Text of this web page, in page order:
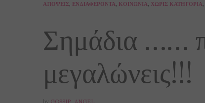
ΑΠΌΨΕΙΣ, ΕΝΔΙΑΦΈΡΟΝΤΑ, ΚΟΙΝΩΝΊΑ, ΧΩΡΊΣ ΚΑΤΗΓΟΡΊΑ,
Σημάδια ……
μεγαλώνεις!!!
by GOSSIP_ANGEL